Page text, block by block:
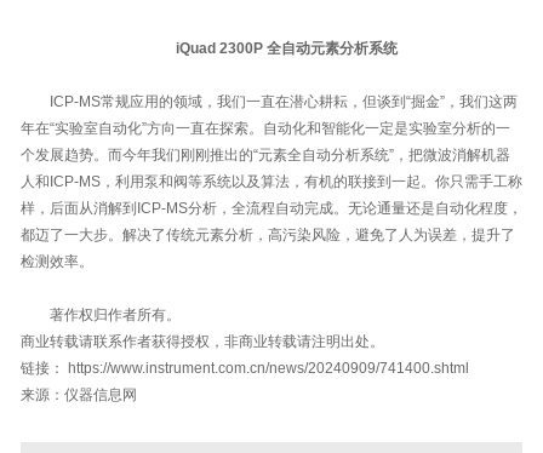
iQuad 2300P 全自动元素分析系统
ICP-MS常规应用的领域，我们一直在潜心耕耘，但谈到“掘金”，我们这两
年在“实验室自动化”方向一直在探索。自动化和智能化一定是实验室分析的一
个发展趋势。而今年我们刚刚推出的“元素全自动分析系统”，把微波消解机器
人和ICP-MS，利用泵和阀等系统以及算法，有机的联接到一起。你只需手工称
样，后面从消解到ICP-MS分析，全流程自动完成。无论通量还是自动化程度，
都迈了一大步。解决了传统元素分析，高污染风险，避免了人为误差，提升了
检测效率。
著作权归作者所有。
商业转载请联系作者获得授权，非商业转载请注明出处。
链接： https://www.instrument.com.cn/news/20240909/741400.shtml
来源：仪器信息网